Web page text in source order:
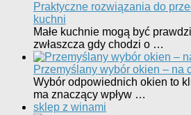
Praktyczne rozwiązania do
kuchni
Małe kuchnie mogą być
zwłaszcza gdy chodzi o …
Przemyślany wybór okien – na
Wybór odpowiednich okien to
ma znaczący wpływ …
sklep z winami